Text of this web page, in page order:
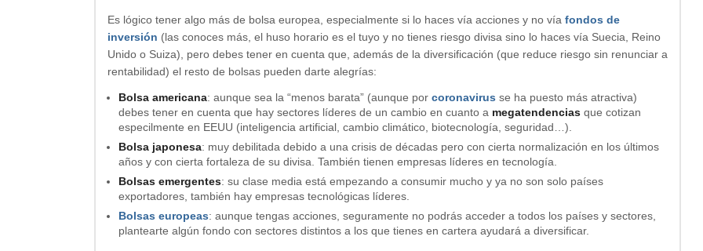
Es lógico tener algo más de bolsa europea, especialmente si lo haces vía acciones y no vía fondos de
inversión (las conoces más, el huso horario es el tuyo y no tienes riesgo divisa sino lo haces vía Suecia, Reino
Unido o Suiza), pero debes tener en cuenta que, además de la diversificación (que reduce riesgo sin renunciar a
rentabilidad) el resto de bolsas pueden darte alegrías:
Bolsa americana: aunque sea la “menos barata” (aunque por coronavirus se ha puesto más atractiva)
debes tener en cuenta que hay sectores líderes de un cambio en cuanto a megatendencias que cotizan
especilmente en EEUU (inteligencia artificial, cambio climático, biotecnología, seguridad…).
Bolsa japonesa: muy debilitada debido a una crisis de décadas pero con cierta normalización en los últimos
años y con cierta fortaleza de su divisa. También tienen empresas líderes en tecnología.
Bolsas emergentes: su clase media está empezando a consumir mucho y ya no son solo países
exportadores, también hay empresas tecnológicas líderes.
Bolsas europeas: aunque tengas acciones, seguramente no podrás acceder a todos los países y sectores,
plantearte algún fondo con sectores distintos a los que tienes en cartera ayudará a diversificar.